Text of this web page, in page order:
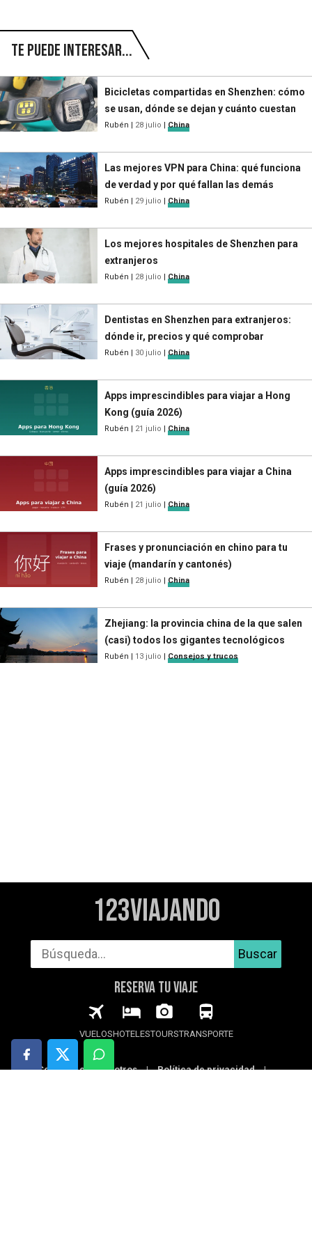
Te puede interesar...
Bicicletas compartidas en Shenzhen: cómo
se usan, dónde se dejan y cuánto cuestan
Rubén | 28 julio | China
Las mejores VPN para China: qué funciona
de verdad y por qué fallan las demás
Rubén | 29 julio | China
Los mejores hospitales de Shenzhen para
extranjeros
Rubén | 28 julio | China
Dentistas en Shenzhen para extranjeros:
dónde ir, precios y qué comprobar
Rubén | 30 julio | China
Apps imprescindibles para viajar a Hong
Kong (guía 2026)
Rubén | 21 julio | China
Apps imprescindibles para viajar a China
(guía 2026)
Rubén | 21 julio | China
Frases y pronunciación en chino para tu
viaje (mandarín y cantonés)
Rubén | 28 julio | China
Zhejiang: la provincia china de la que salen
(casi) todos los gigantes tecnológicos
Rubén | 13 julio | Consejos y trucos
123Viajando
Buscar
RESERVA TU VIAJE
VUELOSHOTELESTOURSTRANSPORTE
Contacta con nosotros | Política de privacidad |